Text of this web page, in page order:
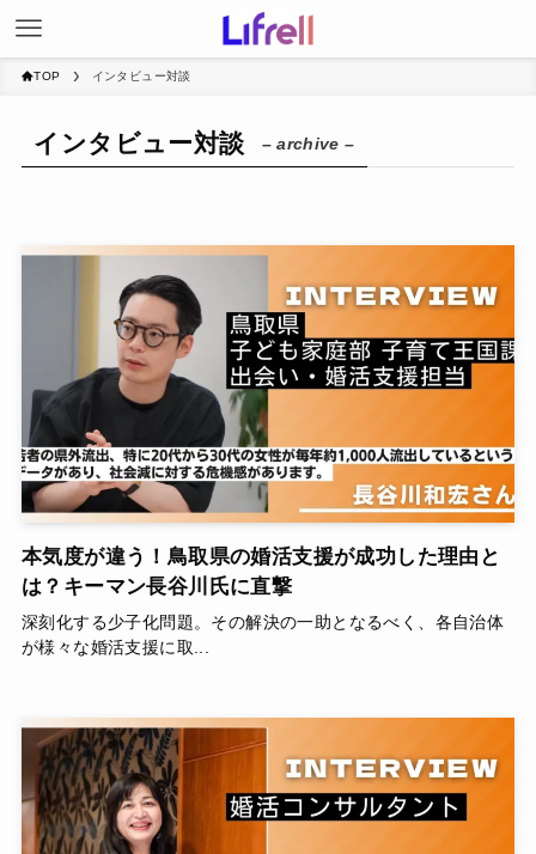
TOP インタビュー対談
インタビュー対談 – archive –
本気度が違う！鳥取県の婚活支援が成功した理由と
は？キーマン長谷川氏に直撃
深刻化する少子化問題。その解決の一助となるべく、各自治体
が様々な婚活支援に取...